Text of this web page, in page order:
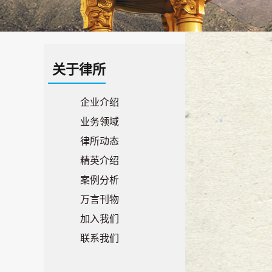
关于律所
企业介绍
业务领域
律所动态
精英介绍
案例分析
万言刊物
加入我们
联系我们